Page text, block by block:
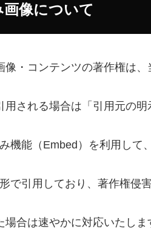
像について
・コンテンツの著作権は
される場合は「引用元の明
機能（Embed）を利用して
で引用しており、著作権侵
合は速やかに対応いたしま